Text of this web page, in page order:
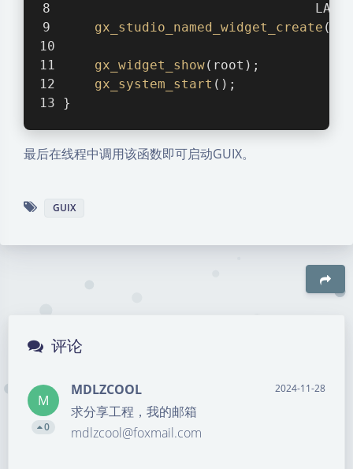
gx_studio_named_widget_create (
gx_widget_show(root);
gx_system_start ();
}
最后在线程中调用该函数即可启动GUIX。
GUIX
评论
M
0
MDLZCOOL 2024-11-28
求分享工程，我的邮箱
mdlzcool@foxmail.com